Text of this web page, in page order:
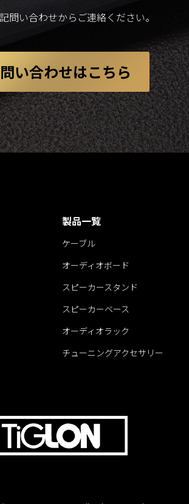
問い合わせからご連絡ください。
い合わせはこちら
製品一覧
ケーブル
オーディオボード
スピーカースタンド
スピーカーベース
オーディオラック
チューニングアクセサリー